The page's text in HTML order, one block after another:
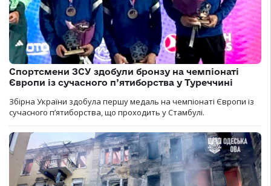
Спортсмени ЗСУ здобули бронзу на чемпіонаті
Європи із сучасного п’ятиборства у Туреччині
Збірна України здобула першу медаль на чемпіонаті Європи із
сучасного п’ятиборства, що проходить у Стамбулі.